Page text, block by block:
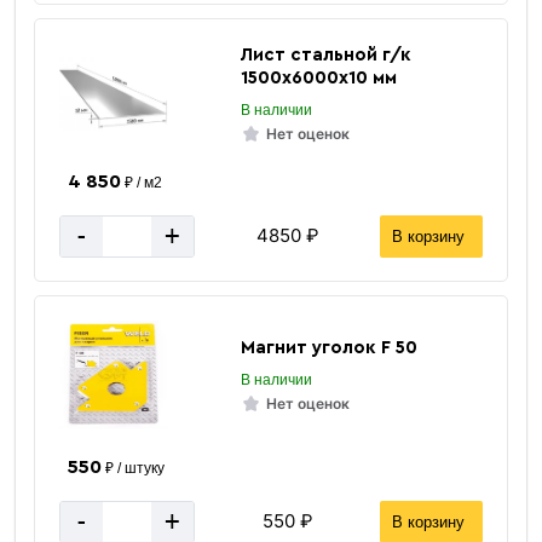
Лист стальной г/к
1500х6000х10 мм
В наличии
Нет оценок
4 850₽ / м2
- + 4850 ₽ В корзину
Магнит уголок F 50
В наличии
Нет оценок
550₽ / штуку
- + 550 ₽ В корзину
труба
«В корзину»